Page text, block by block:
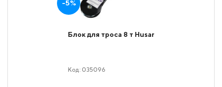
-5%
Блок для троса 8 т Husar
Код: 035096